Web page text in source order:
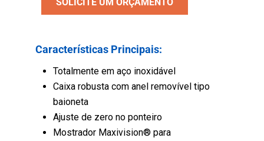
Características Principais:
Totalmente em aço inoxidável
Caixa robusta com anel removível tipo
baioneta
Ajuste de zero no ponteiro
Mostrador Maxivision® para